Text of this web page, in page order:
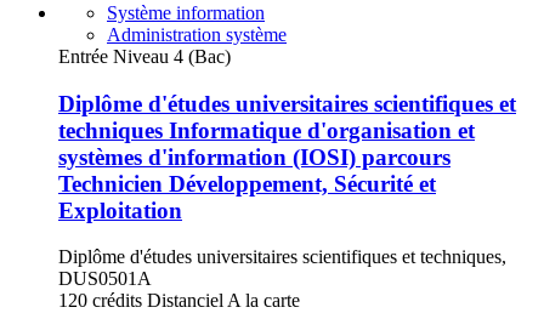
Système information
Administration système
Entrée Niveau 4 (Bac)
Diplôme d'études universitaires scientifiques et
techniques Informatique d'organisation et
systèmes d'information (IOSI) parcours
Technicien Développement, Sécurité et
Exploitation
Diplôme d'études universitaires scientifiques et techniques,
DUS0501A
120 crédits Distanciel A la carte